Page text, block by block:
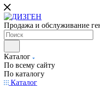
Продажа и обслуживание
Каталог
По всему сайту
По каталогу
Каталог